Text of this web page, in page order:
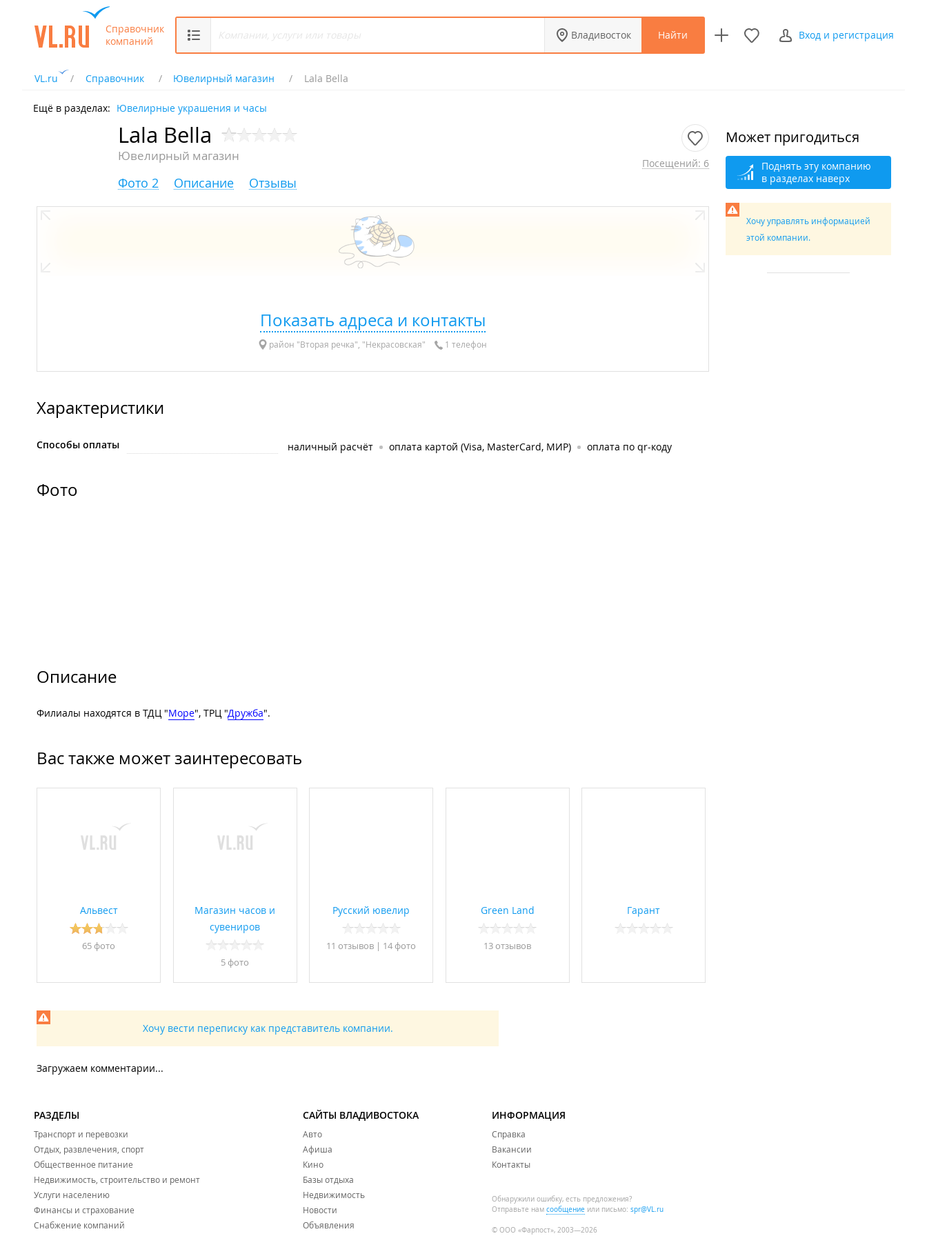
Справочник
компаний
Владивосток Найти Вход и регистрация
VL.ru Справочник Ювелирный магазин Lala Bella
Ещё в разделах: Ювелирные украшения и часы
Lala Bella
Ювелирный магазин Посещений: 6
Фото 2 Описание Отзывы
Показать адреса и контакты
район "Вторая речка", "Некрасовская" 1 телефон
Характеристики
Способы оплаты наличный расчёт оплата картой (Visa, MasterCard, МИР) оплата по qr-коду
Фото
Описание
Филиалы находятся в ТДЦ "Море", ТРЦ "Дружба".
Вас также может заинтересовать
Альвест
65 фото
Магазин часов и
сувениров
5 фото
Русский ювелир
11 отзывов | 14 фото
Green Land
13 отзывов
Гарант
Хочу вести переписку как представитель компании.
Загружаем комментарии...
Может пригодиться
Поднять эту компанию
в разделах наверх
Хочу управлять информацией
этой компании.
РАЗДЕЛЫ
Транспорт и перевозки
Отдых, развлечения, спорт
Общественное питание
Недвижимость, строительство и ремонт
Услуги населению
Финансы и страхование
Снабжение компаний
САЙТЫ ВЛАДИВОСТОКА
Авто
Афиша
Кино
Базы отдыха
Недвижимость
Новости
Объявления
ИНФОРМАЦИЯ
Справка
Вакансии
Контакты
Обнаружили ошибку, есть предложения?
Отправьте нам сообщение или письмо: spr@VL.ru
© ООО «Фарпост», 2003—2026